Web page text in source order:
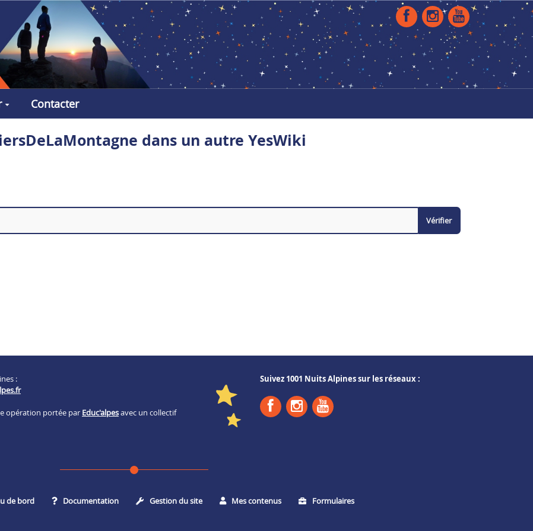
Contacter
dans un autre YesWiki
Vérifier
:
opération portée par Educ'alpesavec un collectif
Suivez 1001 Nuits Alpines sur les réseaux :
de bord Documentation Gestion du site Mes contenus Formulaires